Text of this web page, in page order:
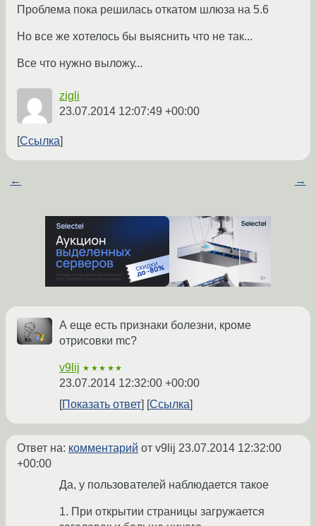
Проблема пока решилась откатом шлюза на 5.6
Но все же хотелось бы выяснить что не так...
Все что нужно выложу...
zigli
23.07.2014 12:07:49 +00:00
Ссылка
← →
А еще есть признаки болезни, кроме
отрисовки mc?
v9lij ★★★★★
23.07.2014 12:32:00 +00:00
Показать ответ
Ссылка
Ответ на: комментарий от v9lij 23.07.2014 12:32:00
+00:00
Да, у пользователей наблюдается такое
1. При открытии страницы загружается